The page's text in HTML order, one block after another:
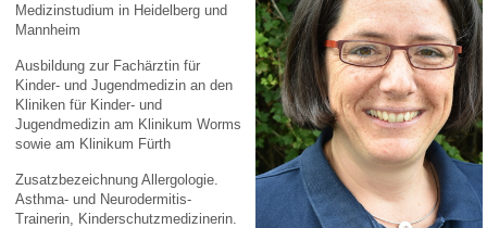
Medizinstudium in Heidelberg und
Mannheim
Ausbildung zur Fachärztin für
Kinder- und Jugendmedizin an den
Kliniken für Kinder- und
Jugendmedizin am Klinikum Worms
sowie am Klinikum Fürth
Zusatzbezeichnung Allergologie.
Asthma- und Neurodermitis-
Trainerin, Kinderschutzmedizinerin.